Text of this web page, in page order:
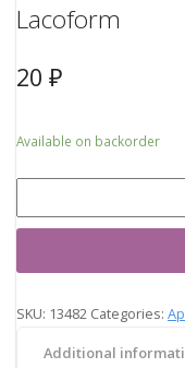
Lacoform
20 ₽
Available on backorder
SKU: 13482 Categories:
Additional